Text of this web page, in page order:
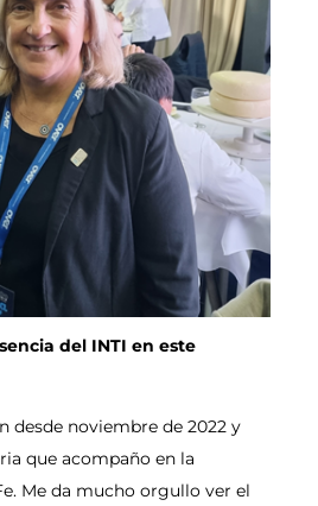
del INTI en este
desde noviembre de 2022 y
que acompaño en la
Me da mucho orgullo ver el